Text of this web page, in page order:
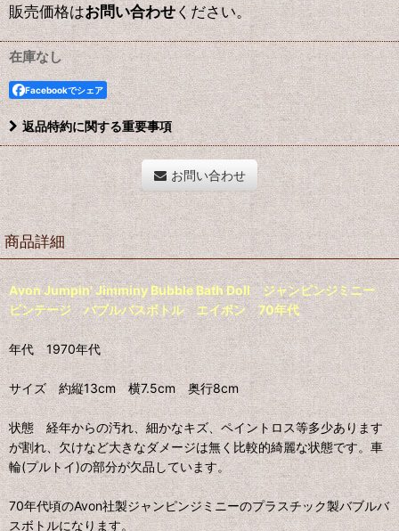
販売価格はお問い合わせください。
在庫なし
Facebookでシェア
返品特約に関する重要事項
お問い合わせ
商品詳細
Avon Jumpin' Jimminy Bubble Bath Doll ジャンピンジミニー
ビンテージ バブルバスボトル エイボン 70年代
年代 1970年代
サイズ 約縦13cm 横7.5cm 奥行8cm
状態 経年からの汚れ、細かなキズ、ペイントロス等多少あります
が割れ、欠けなど大きなダメージは無く比較的綺麗な状態です。車
輪(プルトイ)の部分が欠品しています。
70年代頃のAvon社製ジャンピンジミニーのプラスチック製バブルバ
スボトルになります。